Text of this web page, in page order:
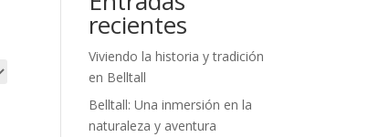
recientes
Viviendo la historia y tradición
en Belltall
Belltall: Una inmersión en la
naturaleza y aventura